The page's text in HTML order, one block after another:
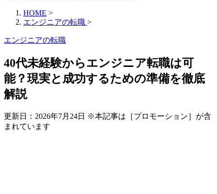
HOME >
エンジニアの転職 >
エンジニアの転職
40代未経験からエンジニア転職は可
能？現実と成功するための準備を徹底
解説
更新日： 2026年7月24日 ※本記事は［プロモーション］が含
まれています